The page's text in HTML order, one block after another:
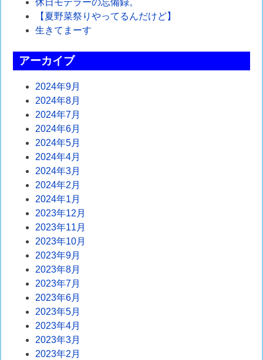
シ
ョ
ン
休日モデラーの忘備録。
【夏野菜祭りやってるんだけど】
生きてまーす
アーカイブ
2024年9月
2024年8月
2024年7月
2024年6月
2024年5月
2024年4月
2024年3月
2024年2月
2024年1月
2023年12月
2023年11月
2023年10月
2023年9月
2023年8月
2023年7月
2023年6月
2023年5月
2023年4月
2023年3月
2023年2月